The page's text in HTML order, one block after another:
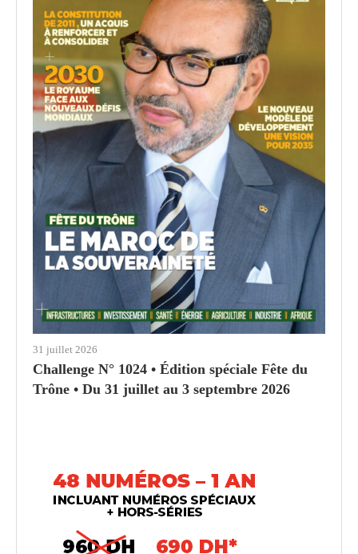
31 juillet 2026
Challenge N° 1024 • Édition spéciale Fête du
Trône • Du 31 juillet au 3 septembre 2026